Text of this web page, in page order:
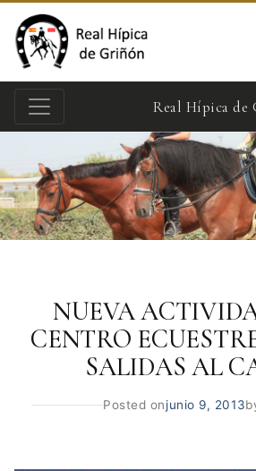
Real Hípica de
NUEVA
CENTRO
SALIDAS AL
Posted onjunio 9, 2013